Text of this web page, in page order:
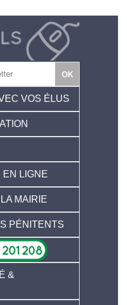
VOS ÉLUS
EN LIGNE
MAIRIE
PÉNITENTS
&